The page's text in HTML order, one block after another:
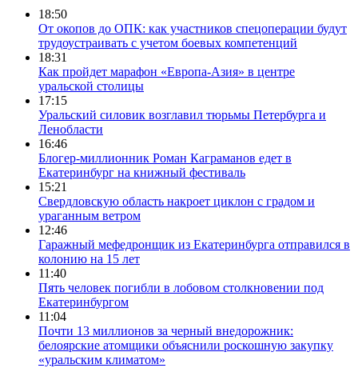
18:50
От окопов до ОПК: как участников спецоперации будут
трудоустраивать с учетом боевых компетенций
18:31
Как пройдет марафон «Европа-Азия» в центре
уральской столицы
17:15
Уральский силовик возглавил тюрьмы Петербурга и
Ленобласти
16:46
Блогер-миллионник Роман Каграманов едет в
Екатеринбург на книжный фестиваль
15:21
Свердловскую область накроет циклон с градом и
ураганным ветром
12:46
Гаражный мефедронщик из Екатеринбурга отправился в
колонию на 15 лет
11:40
Пять человек погибли в лобовом столкновении под
Екатеринбургом
11:04
Почти 13 миллионов за черный внедорожник:
белоярские атомщики объяснили роскошную закупку
«уральским климатом»